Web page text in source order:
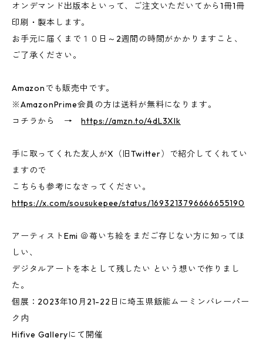
オンデマンド出版本といって、ご注文いただいてから1冊1冊
印刷・製本します。
お手元に届くまで１０日～2週間の時間がかかりますこと、
ご了承ください。
Amazonでも販売中です。
※AmazonPrime会員の方は送料が無料になります。
コチラから →https://amzn.to/4dL3Xlk
手に取ってくれた友人がX（旧Twitter）で紹介してくれてい
ますので
こちらも参考になさってください。
https://x.com/sousukepee/status/1693213796666655190
アーティストEmi ＠苺いち絵をまだご存じない方に知ってほ
しい、
デジタルアートを本として残したい という想いで作りまし
た。
個展：2023年10月21-22日に埼玉県飯能ムーミンバレーパー
ク内
Hifive Galleryにて開催